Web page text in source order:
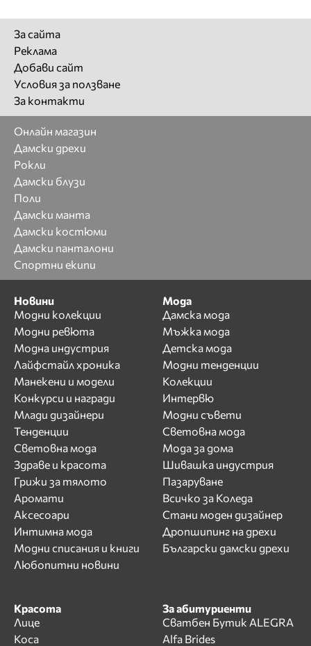
За сайта
Реклама
Добави сайт
Условия за ползване
За контакти
Онлайн магазин
Дамски дрехи
Рокли
Дамски блузи
Поли
Дамски манта
Дамски костюми
Дамски панталони
Спортни екипи
Новини
Модни колекции
Модни ревюта
Модна индустрия
Лайфстайл хроника
Манекени и модели
Конкурси и награди
Млади дизайнери
Тенденции
Световна мода
Здраве и красота
Грижи за тялото
Аромати
Аксесоари
Интимна мода
Модни списания и книги
Любопитни новини
Мода
Дамска мода
Мъжка мода
Детска мода
Модни тенденции
Колекции
Интервю
Модни съвети
Световна мода
Мода за дома
Шивашка индустрия
Пазаруване
Всичко за Коледа
Стани моден дизайнер
Дропшипинг на дрехи
Български дамски дрехи
Красота
Лице
Коса
За абитуриенти
Сватбен Бутик ALEGRA
Alfa Brides